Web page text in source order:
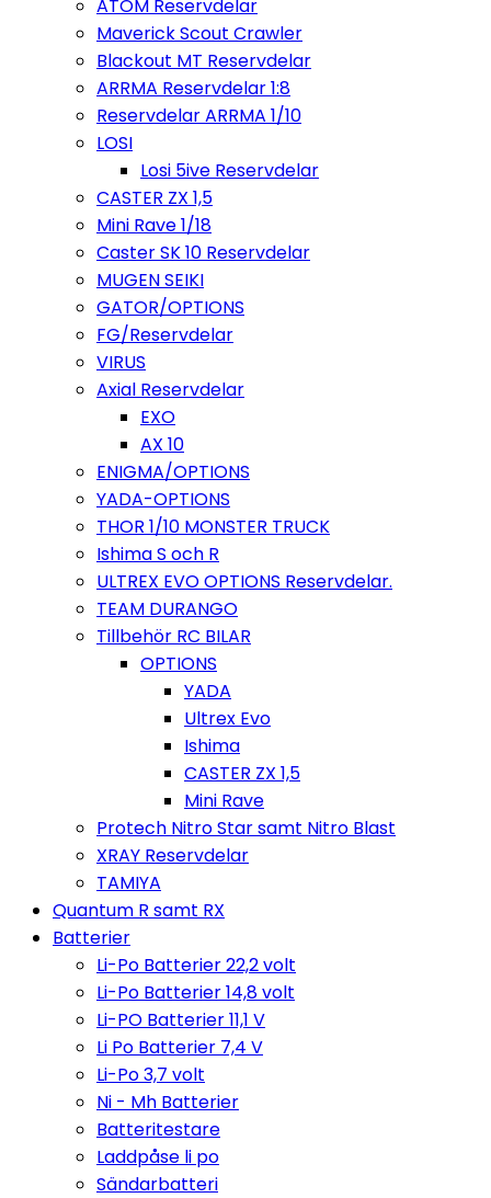
ATOM Reservdelar
Maverick Scout Crawler
Blackout MT Reservdelar
ARRMA Reservdelar 1:8
Reservdelar ARRMA 1/10
LOSI
Losi 5ive Reservdelar
CASTER ZX 1,5
Mini Rave 1/18
Caster SK 10 Reservdelar
MUGEN SEIKI
GATOR/OPTIONS
FG/Reservdelar
VIRUS
Axial Reservdelar
EXO
AX 10
ENIGMA/OPTIONS
YADA-OPTIONS
THOR 1/10 MONSTER TRUCK
Ishima S och R
ULTREX EVO OPTIONS Reservdelar.
TEAM DURANGO
Tillbehör RC BILAR
OPTIONS
YADA
Ultrex Evo
Ishima
CASTER ZX 1,5
Mini Rave
Protech Nitro Star samt Nitro Blast
XRAY Reservdelar
TAMIYA
Quantum R samt RX
Batterier
Li-Po Batterier 22,2 volt
Li-Po Batterier 14,8 volt
Li-PO Batterier 11,1 V
Li Po Batterier 7,4 V
Li-Po 3,7 volt
Ni - Mh Batterier
Batteritestare
Laddpåse li po
Sändarbatteri